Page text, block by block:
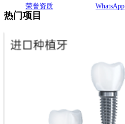
荣誉资质 WhatsApp
热门项目